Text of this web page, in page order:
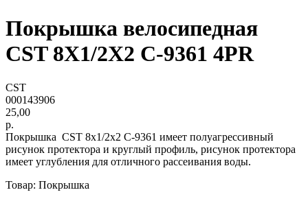
Покрышка велосипедная
CST 8X1/2X2 C-9361 4PR
CST
000143906
25,00
р.
Покрышка CST 8x1/2x2 C-9361 имеет полуагрессивный
рисунок протектора и круглый профиль, рисунок протектора
имеет углубления для отличного рассеивания воды.
Товар: Покрышка